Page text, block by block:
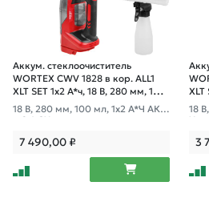
Аккум. стеклоочиститель
WORTEX CWV 1828 в кор. ALL1
XLT SET 1х2 А*ч, 18 В, 280 мм, 100
мл, пульвери
18 В, 280 мм, 100 мл, 1x2 А*Ч АКБ
+ 2 А ЗУ
7 490,00₽
XLT
18
У
3